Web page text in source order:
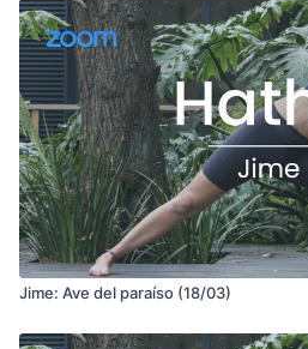
Jime: Ave del paraíso (18/03)